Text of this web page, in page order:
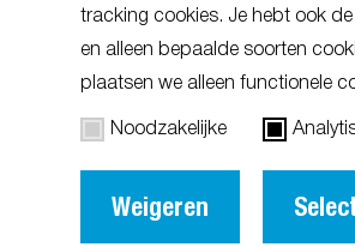
tracking cookies. Je hebt ook
en alleen bepaalde soorten
plaatsen we alleen functionele
Noodzakelijke
Weigeren